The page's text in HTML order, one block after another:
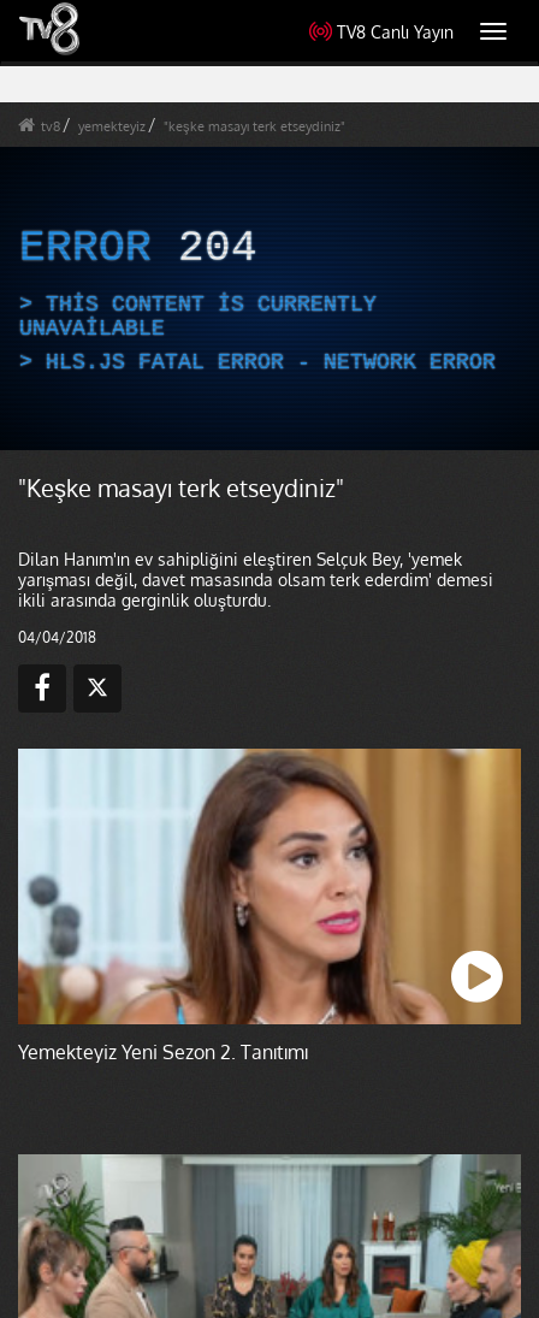
TV8 Canlı Yayın
tv8 yemekteyiz "keşke masayı terk etseydiniz"
ERROR 204
THIS CONTENT IS CURRENTLY
UNAVAILABLE
HLS.JS FATAL ERROR - NETWORK ERROR
"Keşke masayı terk etseydiniz"
Dilan Hanım'ın ev sahipliğini eleştiren Selçuk Bey, 'yemek
yarışması değil, davet masasında olsam terk ederdim' demesi
ikili arasında gerginlik oluşturdu.
04/04/2018
Yemekteyiz Yeni Sezon 2. Tanıtımı